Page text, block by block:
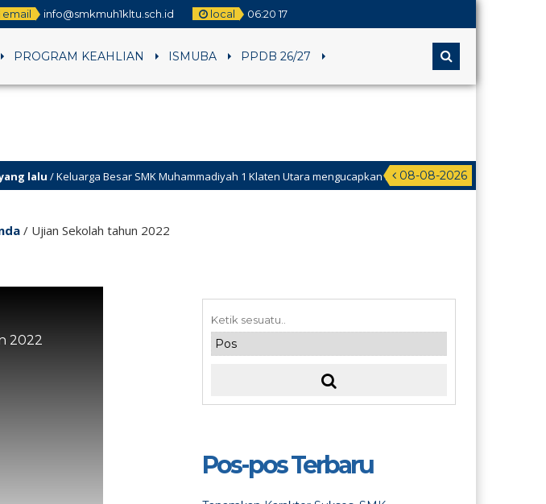
email info@smkmuh1kltu.sch.id local 06:20 18
PROGRAM KEAHLIAN ISMUBA PPDB 26/27
08-08-2026
Besar SMK Muhammadiyah 1 Klaten Utara mengucapkan Selamat Hari Raya Idul Fitri tahun 1447 H
/ Ujian Sekolah tahun 2022
2022
Pos-pos Terbaru